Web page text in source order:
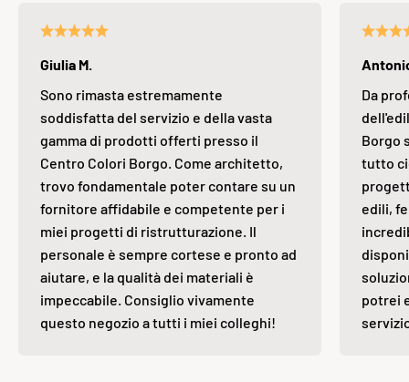
Giulia M.
Sono rimasta estremamente
soddisfatta del servizio e della vasta
gamma di prodotti offerti presso il
Centro Colori Borgo. Come architetto,
trovo fondamentale poter contare su un
fornitore affidabile e competente per i
miei progetti di ristrutturazione. Il
personale è sempre cortese e pronto ad
aiutare, e la qualità dei materiali è
impeccabile. Consiglio vivamente
questo negozio a tutti i miei colleghi!
Da
Borgo
tutto
edili,
potrei